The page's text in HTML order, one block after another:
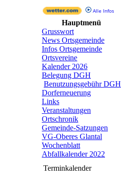
Alle Infos
Hauptmenü
Grusswort
News Ortsgemeinde
Infos Ortsgemeinde
Ortsvereine
Kalender 2026
Belegung DGH
Benutzungsgebühr DGH
Dorferneuerung
Links
Veranstaltungen
Ortschronik
Gemeinde-Satzungen
VG-Oberes Glantal
Wochenblatt
Abfallkalender 2022
Terminkalender